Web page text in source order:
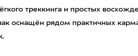
треккинга и простых
оснащён рядом практичных